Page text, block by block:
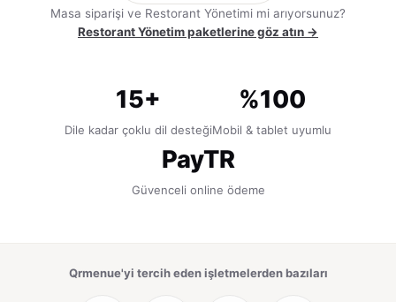
Masa siparişi ve Restorant Yönetimi mi arıyorsunuz?
Restorant Yönetim paketlerine göz atın →
15+
Dile kadar çoklu dil desteği
%100
Mobil & tablet uyumlu
PayTR
Güvenceli online ödeme
Qrmenue'yi tercih eden işletmelerden bazıları